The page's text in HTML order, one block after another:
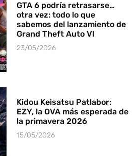
GTA 6 podría retrasarse…
otra vez: todo lo que
sabemos del lanzamiento de
Grand Theft Auto VI
23/05/2026
Kidou Keisatsu Patlabor:
EZY, la OVA más esperada de
la primavera 2026
15/05/2026